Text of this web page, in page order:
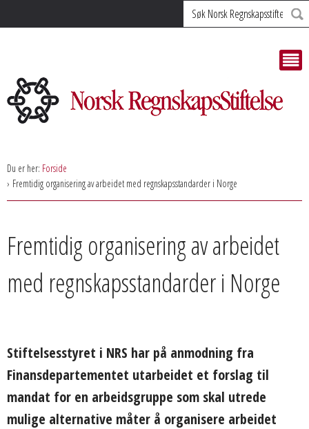
Søk
Du er her: Forside
Fremtidig organisering av arbeidet med regnskapsstandarder i Norge
Fremtidig organisering av arbeidet
med regnskapsstandarder i Norge
Stiftelsesstyret i NRS har på anmodning fra
Finansdepartementet utarbeidet et forslag til
mandat for en arbeidsgruppe som skal utrede
mulige alternative måter å organisere arbeidet